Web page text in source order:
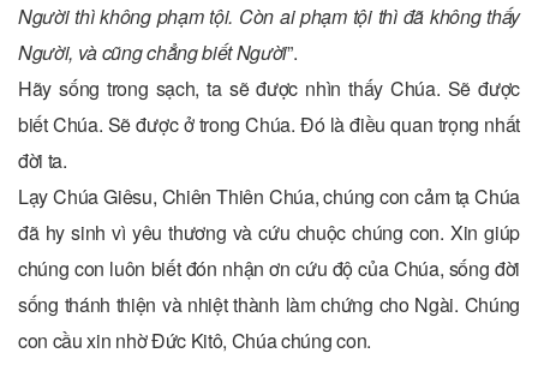
Người thì không phạm tội. Còn ai phạm tội thì đã không thấy
Người, và cũng chẳng biết Người”.
Hãy sống trong sạch, ta sẽ được nhìn thấy Chúa. Sẽ được
biết Chúa. Sẽ được ở trong Chúa. Đó là điều quan trọng nhất
đời ta.
Lạy Chúa Giêsu, Chiên Thiên Chúa, chúng con cảm tạ Chúa
đã hy sinh vì yêu thương và cứu chuộc chúng con. Xin giúp
chúng con luôn biết đón nhận ơn cứu độ của Chúa, sống đời
sống thánh thiện và nhiệt thành làm chứng cho Ngài. Chúng
con cầu xin nhờ Đức Kitô, Chúa chúng con.